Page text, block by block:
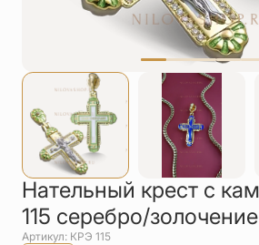
Цепи
Чётки
шею
Другое
Нательный крест с
115 серебро/золочение
Артикул: КРЭ 115